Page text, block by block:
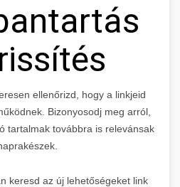
ellenőrizd, hogy a linkjeid
Bizonyosodj meg arról,
tartalmak továbbra is relevánsak
keresd az új lehetőségeket link